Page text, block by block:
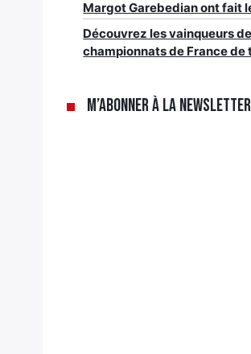
Margot Garebedian ont fait
Découvrez les vainqueurs
championnats de France de
M’abonner à la newsletter